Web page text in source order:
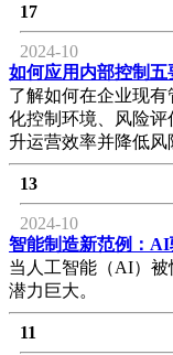
17
2024-10
如何应用内部控制
了解如何在企业现
化控制环境、风险
升运营效率并降低风
13
2024-10
智能制造新范例：
当人工智能（AI）
潜力巨大。
11